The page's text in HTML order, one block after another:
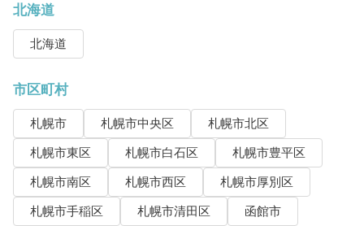
北海道
北海道
市区町村
札幌市 札幌市中央区
札幌市北区
札幌市東区
札幌市白石区
札幌市豊平区
札幌市南区
札幌市西区
札幌市厚別区
札幌市手稲区
札幌市清田区 函館市